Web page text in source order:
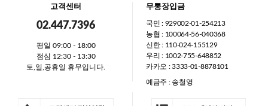
고객센터
02.447.7396
평일 09:00 - 18:00
점심 12:30 - 13:30
토,일,공휴일 휴무입니다.
무통장입금
국민 : 929002-01-254213
농협 : 100064-56-040368
신한 : 110-024-155129
우리 : 1002-755-648852
카카오 : 3333-01-8878101
예금주 : 송철영